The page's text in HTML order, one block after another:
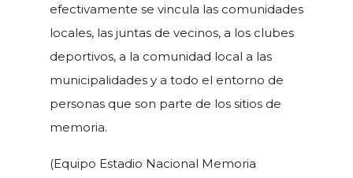
efectivamente se vincula las comunidades
locales, las juntas de vecinos, a los clubes
deportivos, a la comunidad local a las
municipalidades y a todo el entorno de
personas que son parte de los sitios de
memoria.
(Equipo Estadio Nacional Memoria